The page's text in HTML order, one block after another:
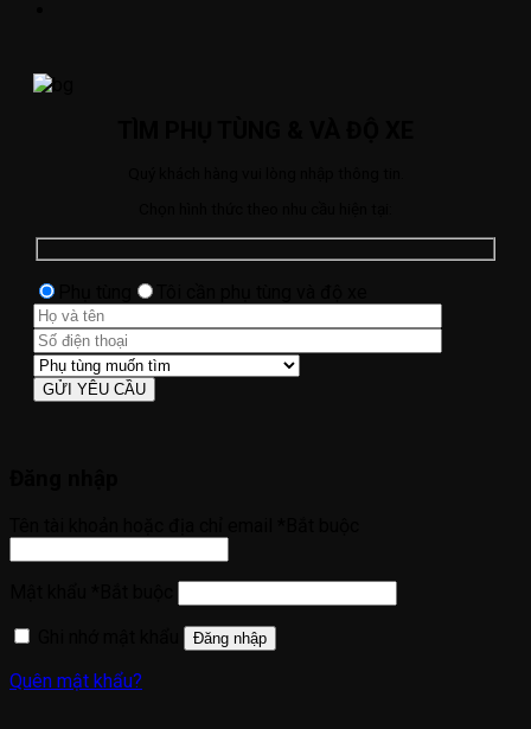
Đăng nhập
Quên mật khẩu?